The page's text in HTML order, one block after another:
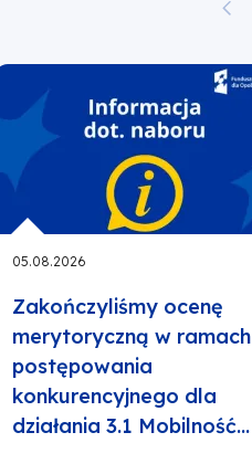
05.08.2026
Zakończyliśmy ocenę
merytoryczną w ramach
postępowania
konkurencyjnego dla
działania 3.1 Mobilność…